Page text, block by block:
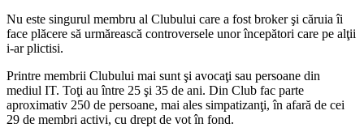
Nu este singurul membru al Clubului care a fost broker şi căruia îi
face plăcere să urmărească controversele unor începători care pe alţii
i-ar plictisi.
Printre membrii Clubului mai sunt şi avocaţi sau persoane din
mediul IT. Toţi au între 25 şi 35 de ani. Din Club fac parte
aproximativ 250 de persoane, mai ales simpatizanţi, în afară de cei
29 de membri activi, cu drept de vot în fond.